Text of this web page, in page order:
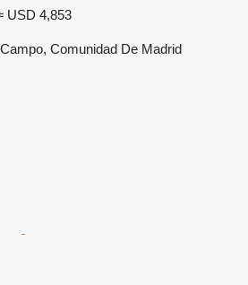
USD 4,853
Comunidad De Madrid